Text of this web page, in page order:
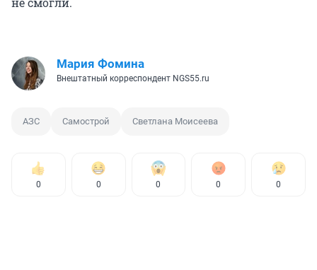
Мария Фомина
Внештатный корреспондент NGS55.ru
АЗС Самострой Светлана Моисеева
0 0 0 0 0